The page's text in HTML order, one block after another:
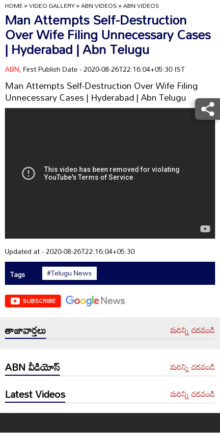
HOME»VIDEO GALLERY»ABN VIDEOS»ABN VIDEOS
Man Attempts Self-Destruction
Over Wife Filing Unnecessary Cases
| Hyderabad | Abn Telugu
ABN, First Publish Date - 2020-08-26T22:16:04+05:30 IST
Man Attempts Self-Destruction Over Wife Filing
Unnecessary Cases | Hyderabad | Abn Telugu
Updated at - 2020-08-26T22:16:04+05:30
Tags
#Telugu News
SUBSCRIBE
తాజావార్తలు మరిన్ని చదవండి
ABN వీడియోస్ మరిన్ని చదవండి
Latest Videos మరిన్ని చదవండి